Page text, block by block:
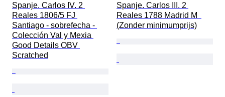
Spanje. Carlos IV. 2
Reales 1806/5 FJ
Santiago - sobrefecha -
Colección Val y Mexia
Good Details OBV
Scratched
Spanje. Carlos III. 2
Reales 1788 Madrid M
(Zonder minimumprijs)